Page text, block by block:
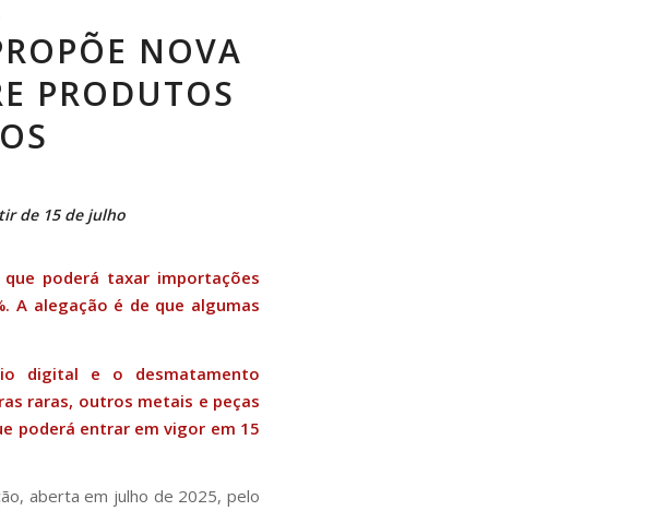
NOVA
PRODUTOS
de 15 de julho
que poderá taxar importações
A alegação é de que algumas
digital e o desmatamento
raras, outros metais e peças
poderá entrar em vigor em 15
aberta em julho de 2025, pelo